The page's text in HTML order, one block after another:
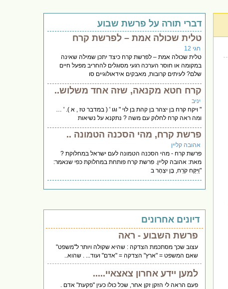
דברי תורה על פרשת שבוע
טלית שכולה אמת – לפרשת קרח
חגי 12
טלית שכולה אמת – לפרשת קרח כיצד יתכן שמילה שאינה
במקומה או חוסר הערכה רגעי מסוגלים להחריב מפעל חיים
שלם? לעיתים קרובות, מאבקים אידאולוגיים סו
קרח חטא מקנאה, שזה אחד משלוש..
יניב
" ויקח קרח בן יצהר בן קהת בן לוי " וגו ' ( במדבר טז , א ). ' …
ומה ראה קרח לחלוק עם משה ? נתקנא על נשיאות
פרשת קרח, מהי הסכנה הטמונה ..
אהובה קליין
פרשת קרח - מהי הסכנה הטמונה לעם ישראל במחלוקת ?
מאת: אהובה קליין. פרשת קרח פותחת במחלוקת כפי שנאמר:
"וַיִּקַּח קֹרַח, בֶּן יִצְהָר ב
דיונים אחרונים
פרשת השבוע - ראה
עצוב שכך מסתכמת הצדקה : שהיא שקולה ויותר ל"משפט"
שאם המשפט = "ארץ" הצדקה = "אדם" ועוד... . שהוא..
למען יידע אחרון צאצאיי.....
פעם הראה לי הזקן זקן אחר, שכל כולו כעין "פקעת" אדם .